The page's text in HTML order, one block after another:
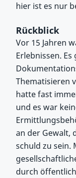
hier ist es nur
Rückblick
Vor 15 Jahren
Erlebnissen.
Thematisieren
hatte fast
und es war
an der Gewalt,
schuld zu sein.
durch